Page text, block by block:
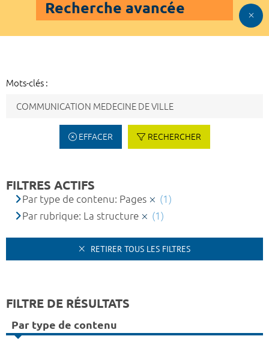
Recherche avancée
Mots-clés :
EFFACER RECHERCHER
FILTRES ACTIFS
Par type de contenu: Pages
(1)
Par rubrique: La structure
(1)
RETIRER TOUS LES FILTRES
FILTRE DE RÉSULTATS
Par type de contenu